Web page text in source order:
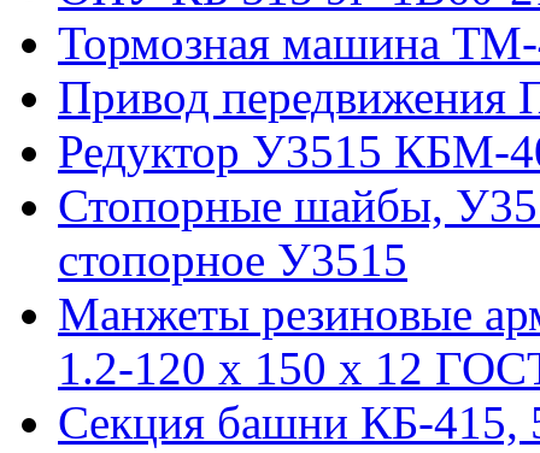
Тормозная машина
Привод передвижения
Редуктор У3515 КБМ-
Стопорные шайбы,
стопорное У3515
Манжеты резиновые
1.2-120 x 150 x 12
Секция башни КБ-415,